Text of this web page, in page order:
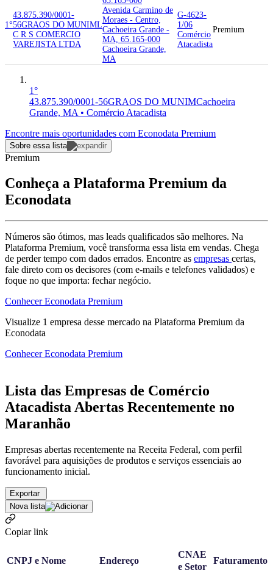
1°
43.875.390/0001-
56GRAOS DO MUNIML
C R S COMERCIO
VAREJISTA LTDA
Avenida Carmino de
Moraes - Centro,
Cachoeira Grande -
MA, 65.165-000
Cachoeira Grande,
MA
G-4623-
1/06
Comércio
Atacadista
Premium
1°
43.875.390/0001-56GRAOS DO MUNIMCachoeira
Grande, MA • Comércio Atacadista
Encontre mais oportunidades com Econodata Premium
Sobre essa lista
Premium
Conheça a Plataforma Premium da
Econodata
Números são ótimos, mas leads qualificados são melhores. Na
Plataforma Premium, você transforma essa lista em vendas. Chega
de perder tempo com dados errados. Encontre as empresas certas,
fale direto com os decisores (com e-mails e telefones validados) e
foque no que importa: fechar negócio.
Conhecer Econodata Premium
Visualize 1 empresa desse mercado na Plataforma Premium da
Econodata
Conhecer Econodata Premium
Lista das Empresas de Comércio
Atacadista Abertas Recentemente no
Maranhão
Empresas abertas recentemente na Receita Federal, com perfil
favorável para aquisições de produtos e serviços essenciais ao
funcionamento inicial.
Exportar
Nova lista
Copiar link
CNPJ e Nome Endereço
CNAE
e Setor
Faturamento